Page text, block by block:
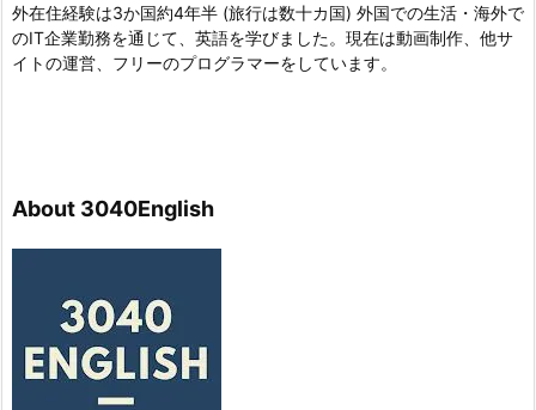
外在住経験は3か国約4年半 (旅行は数十カ国) 外国での生活・海外で
のIT企業勤務を通じて、英語を学びました。現在は動画制作、他サ
イトの運営、フリーのプログラマーをしています。
About 3040English